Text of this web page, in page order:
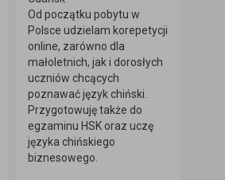
Od początku pobytu w
Polsce udzielam korepetycji
online, zarówno dla
małoletnich, jak i dorosłych
uczniów chcących
poznawać język chiński.
Przygotowuję także do
egzaminu HSK oraz uczę
języka chińskiego
biznesowego.